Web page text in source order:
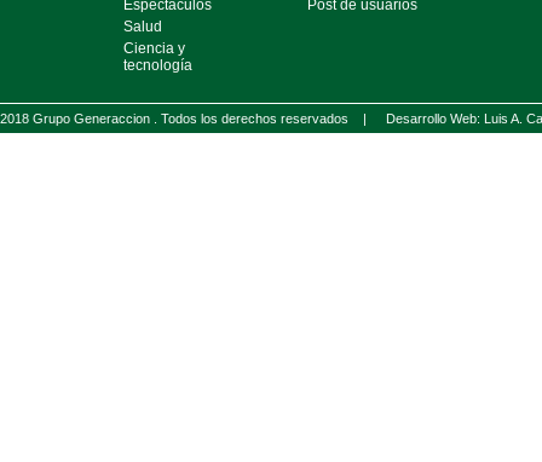
Espectáculos
Salud
Ciencia y
tecnología
Post de usuarios
2018 Grupo Generaccion . Todos los derechos reservados | Desarrollo Web: Luis